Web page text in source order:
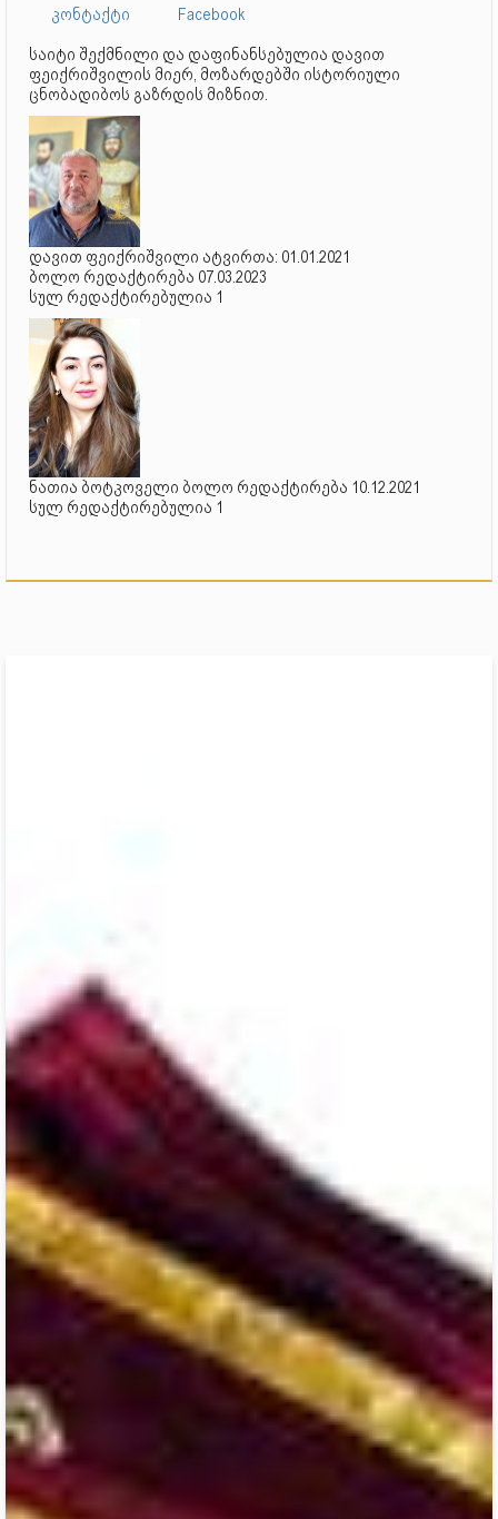
კონტაქტი
Facebook
საიტი შექმნილი და დაფინანსებულია დავით
ფეიქრიშვილის მიერ, მოზარდებში ისტორიული
ცნობადიბოს გაზრდის მიზნით.
დავით ფეიქრიშვილი ატვირთა: 01.01.2021
ბოლო რედაქტირება 07.03.2023
სულ რედაქტირებულია 1
ნათია ბოტკოველი ბოლო რედაქტირება 10.12.2021
სულ რედაქტირებულია 1